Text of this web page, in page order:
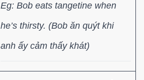
Eg: Bob eats tangetine when
he’s thirsty. (Bob ăn quýt khi
anh ấy cảm thấy khát)